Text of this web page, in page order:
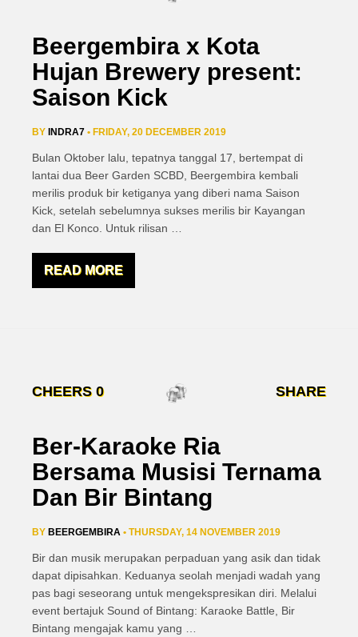
Beergembira x Kota
Hujan Brewery present:
Saison Kick
BY INDRA7 • FRIDAY, 20 DECEMBER 2019
Bulan Oktober lalu, tepatnya tanggal 17, bertempat di
lantai dua Beer Garden SCBD, Beergembira kembali
merilis produk bir ketiganya yang diberi nama Saison
Kick, setelah sebelumnya sukses merilis bir Kayangan
dan El Konco. Untuk rilisan
READ MORE
CHEERS 0 SHARE
Ber-Karaoke Ria
Bersama Musisi Ternama
Dan Bir Bintang
BY BEERGEMBIRA • THURSDAY, 14 NOVEMBER 2019
Bir dan musik merupakan perpaduan yang asik dan tidak
dapat dipisahkan. Keduanya seolah menjadi wadah yang
pas bagi seseorang untuk mengekspresikan diri. Melalui
event bertajuk Sound of Bintang: Karaoke Battle, Bir
Bintang mengajak kamu yang